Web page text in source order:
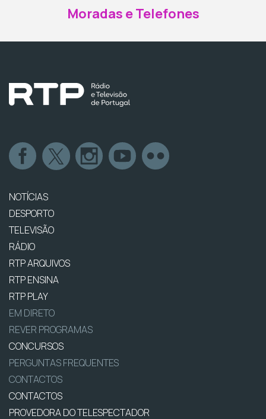
Moradas e Telefones
NOTÍCIAS
DESPORTO
TELEVISÃO
RÁDIO
RTP ARQUIVOS
RTP ENSINA
RTP PLAY
EM DIRETO
REVER PROGRAMAS
CONCURSOS
PERGUNTAS FREQUENTES
CONTACTOS
CONTACTOS
PROVEDORA DO TELESPECTADOR